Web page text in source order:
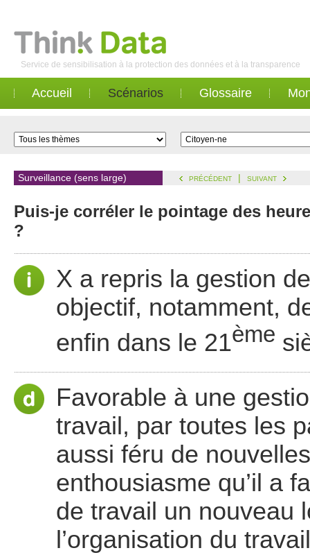
Service de sensibilisation à la protection des données et à la transparence
Accueil Scénarios Glossaire
Surveillance (sens large) PRÉCÉDENT | SUIVANT
Puis-je corréler le pointage des
?
X a repris la gestion
objectif, notamment,
enfin dans le 21ème
Favorable à une
travail, par toutes les
aussi féru de
enthousiasme qu’il a
de travail un nouveau
l’organisation du